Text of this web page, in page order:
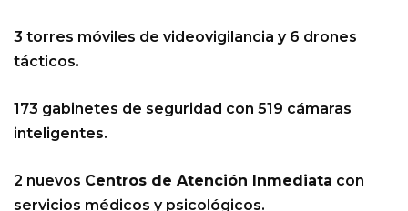
3 torres móviles de videovigilancia y 6 drones
tácticos.
173 gabinetes de seguridad con 519 cámaras
inteligentes.
2 nuevos Centros de Atención Inmediata con
servicios médicos y psicológicos.